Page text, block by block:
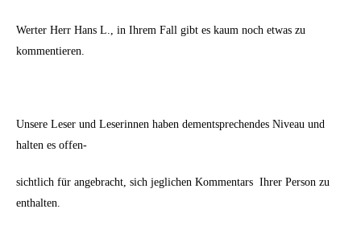
Werter Herr Hans L., in Ihrem Fall gibt es kaum noch etwas zu
kommentieren.
Unsere Leser und Leserinnen haben dementsprechendes Niveau und
halten es offen-
sichtlich für angebracht, sich jeglichen Kommentars Ihrer Person zu
enthalten.